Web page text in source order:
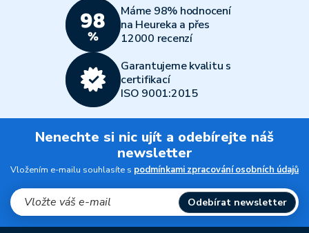
Máme 98% hodnocení
na Heureka a přes
12000 recenzí
Garantujeme kvalitu s
certifikací
ISO 9001:2015
Nenechte si nic ujít a odebírejte náš
newsletter
Vložením e-mailu souhlasíte s podmínkami zpracování osobních údajů
Odebírat newsletter